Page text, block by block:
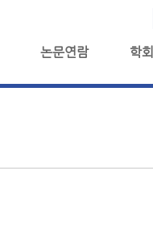
논문연람 학